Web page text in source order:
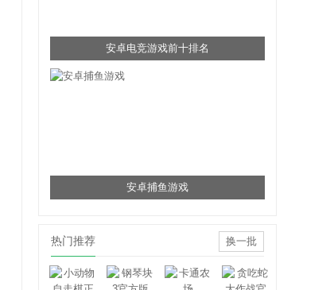
安卓电竞游戏前十排名
安卓捕鱼游戏
热门推荐 换一批